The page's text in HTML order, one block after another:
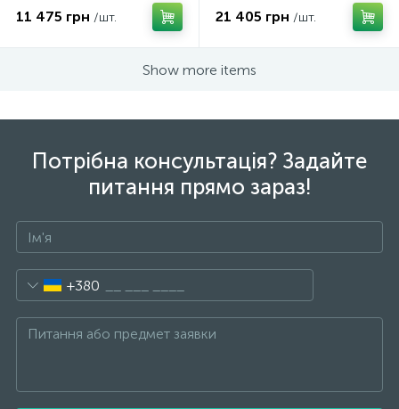
11 475 грн /шт. 21 405 грн /шт.
Show more items
Потрібна консультація? Задайте
питання прямо зараз!
+380